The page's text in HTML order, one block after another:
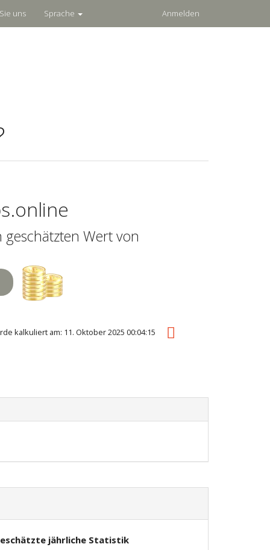
uns Sprache Anmelden
geschätzten Wert von
kalkuliert am: 11. Oktober 2025 00:04:15
jährliche Statistik